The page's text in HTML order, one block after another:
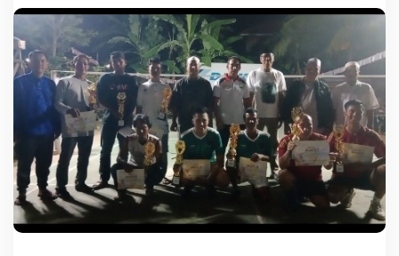
P
R
D
M
u
a
o
J
a
m
b
a